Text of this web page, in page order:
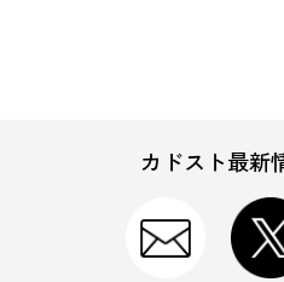
カドスト最新